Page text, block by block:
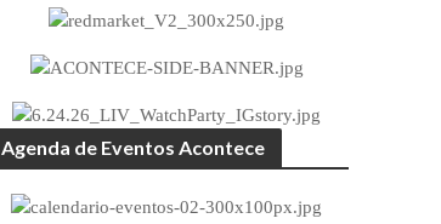
Agenda de Eventos Acontece